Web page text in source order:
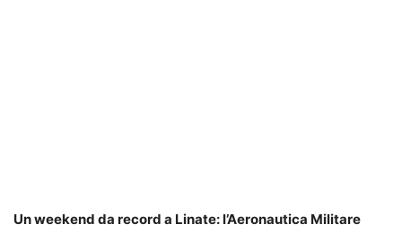
Un weekend da record a Linate: l’Aeronautica Militare